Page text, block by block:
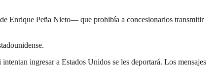
Enrique Peña Nieto— que prohibía a concesionarios transmitir
ingresar a Estados Unidos se les deportará. Los mensajes